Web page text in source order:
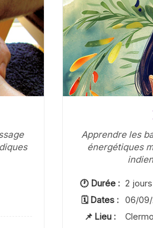
Apprendre les
énergétiques
🕐 Durée : 2 jours
🗓 Dates :
06/
📌 Lieu :